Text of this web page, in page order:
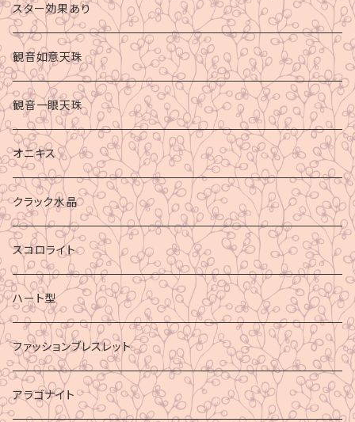
スター効果あり
観音如意天珠
観音一眼天珠
オニキス
クラック水晶
スコロライト
ハート型
ファッションブレスレット
アラゴナイト